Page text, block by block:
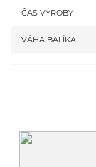
ČAS VÝROBY
VÁHA BALÍKA